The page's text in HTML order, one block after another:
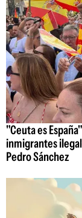
"Ceuta es
inmigrantes
Pedro Sánchez